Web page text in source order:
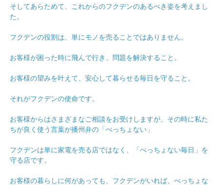
そしてあらためて、これからのフクデンのあるべき姿を考えまし
た。
フクデンの役割は、単にモノを売ることではありません。
お客様が困った時に飛んで行き、問題を解決すること。
お客様の望みを叶えて、安心して暮らせる毎日を守ること。
それがフクデンの使命です。
お客様からはさまざまなご相談をお受けしますが、その時に私た
ちが良く使う言葉が播州弁の「べっちょない」
フクデンは単に家電を売る店ではなく、「べっちょない毎日」を
守る店です。
お客様の暮らしに何があっても、フクデンがいれば、べっちょな